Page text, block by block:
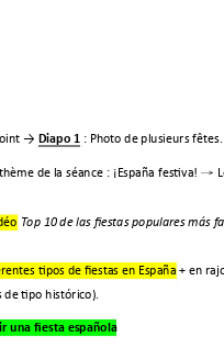
→ Diapo 1 : Photo de plusieurs fêtes.
de la séance : ¡España festiva! →
Top 10 de las fiestas populares más
tipos de fiestas en España + en
tipo histórico).
una fiesta española